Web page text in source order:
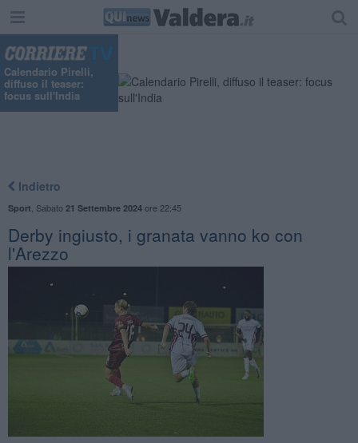
Calendario Pirelli,
diffuso il teaser:
focus sull'India
Indietro
Sport Sabato 21 Settembre 2024ore 22:45
Derby ingiusto, i granata vanno ko con
l'Arezzo